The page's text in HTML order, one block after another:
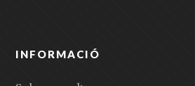
INFORMACIÓ